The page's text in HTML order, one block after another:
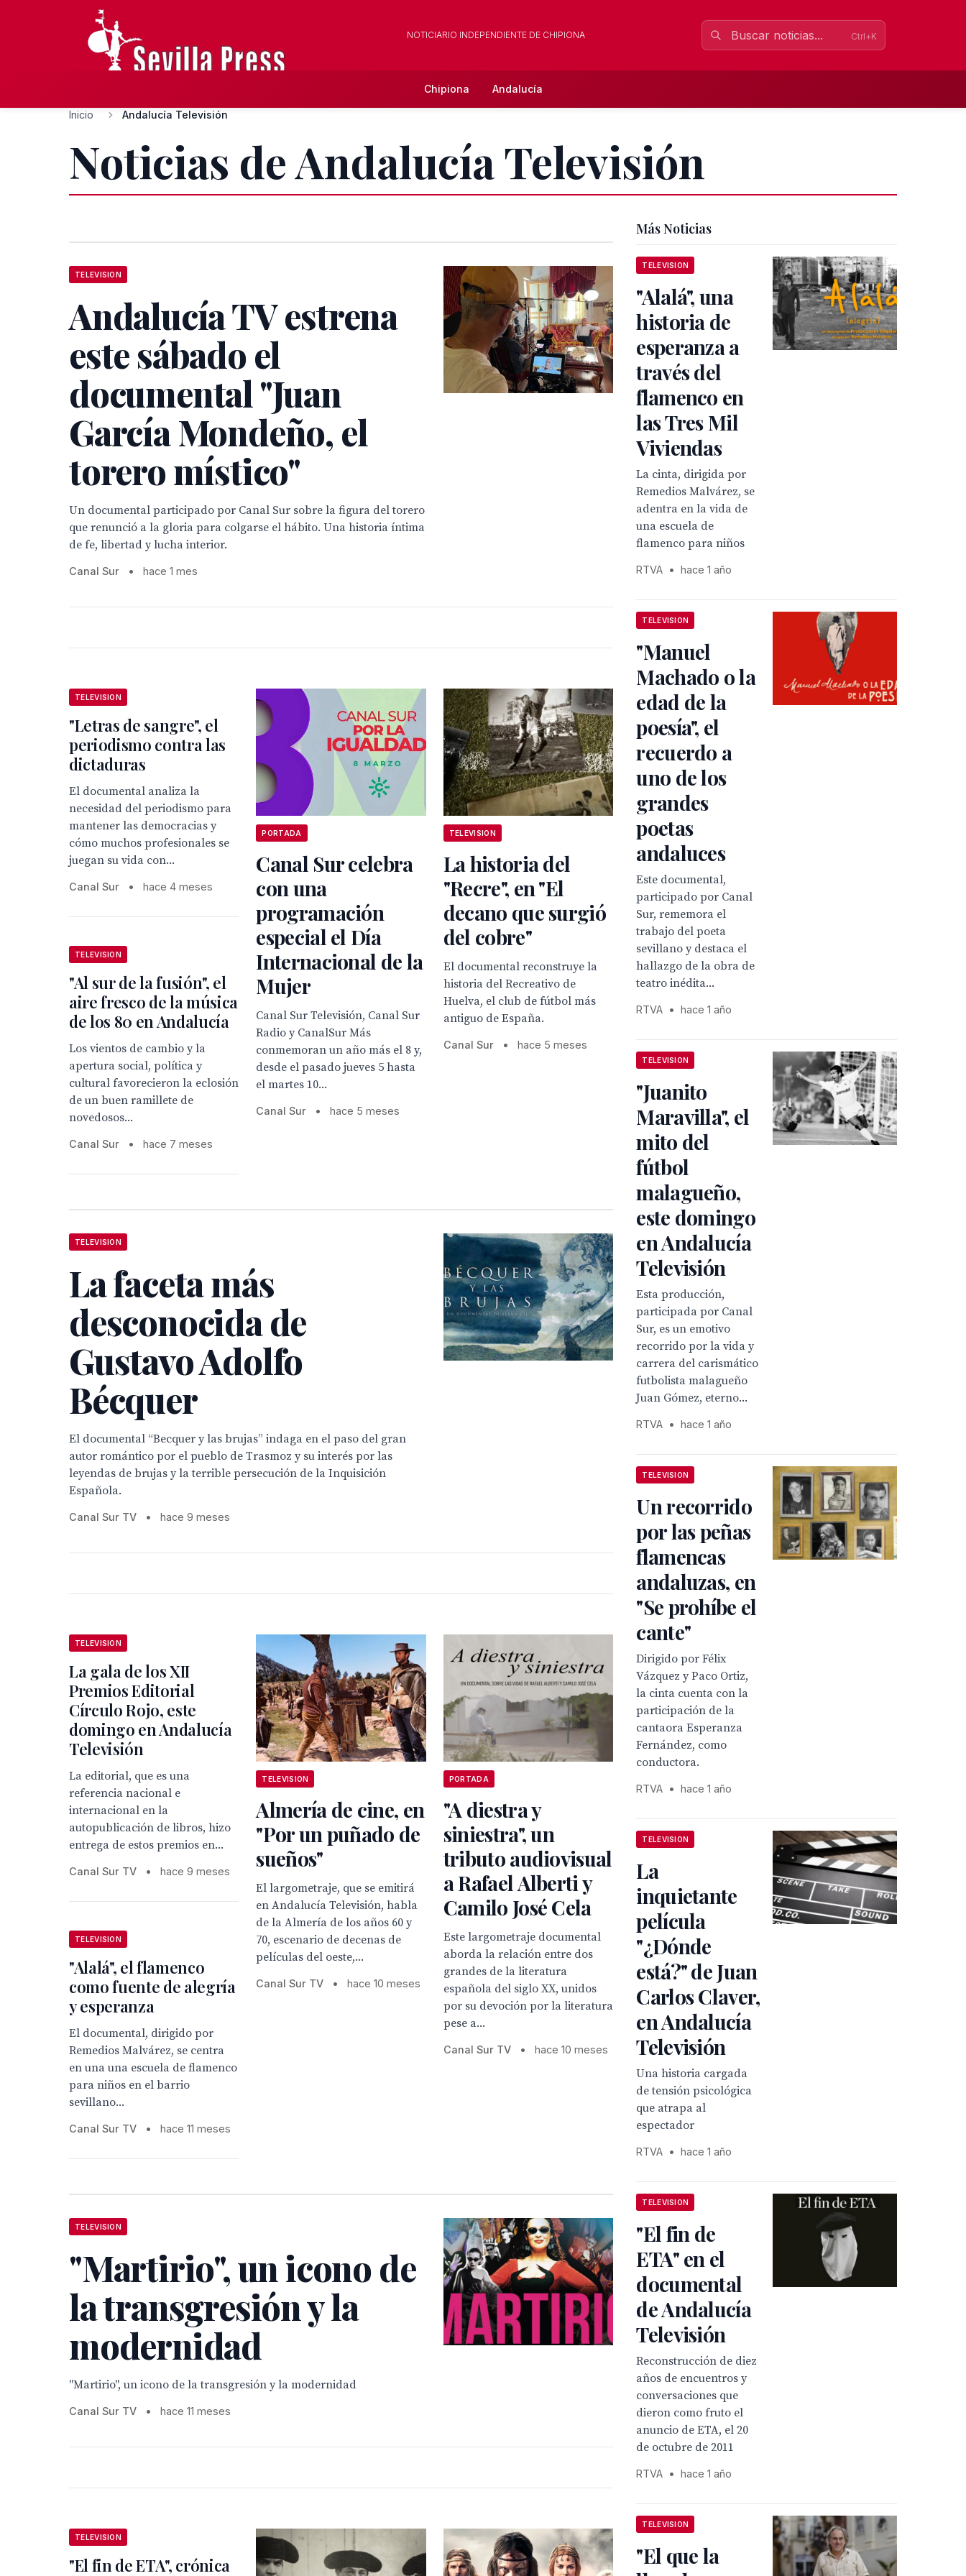
NOTICIARIO INDEPENDIENTE DE CHIPIONA Ctrl+K
Chipiona Andalucía
Inicio Andalucía Televisión
Noticias de Andalucía Televisión
TELEVISION
Andalucía TV estrena
este sábado el
documental "Juan
García Mondeño, el
torero místico"
Un documental participado por Canal Sur sobre la figura del torero
que renunció a la gloria para colgarse el hábito. Una historia íntima
de fe, libertad y lucha interior.
Canal Sur • hace 1 mes
TELEVISION
"Letras de sangre", el
periodismo contra las
dictaduras
El documental analiza la
necesidad del periodismo para
mantener las democracias y
cómo muchos profesionales se
juegan su vida con...
Canal Sur • hace 4 meses
PORTADA
Canal Sur celebra
con una
programación
especial el Día
Internacional de la
Mujer
Canal Sur Televisión, Canal Sur
Radio y CanalSur Más
conmemoran un año más el 8 y,
desde el pasado jueves 5 hasta
el martes 10...
Canal Sur • hace 5 meses
TELEVISION
La historia del
"Recre", en "El
decano que surgió
del cobre"
El documental reconstruye la
historia del Recreativo de
Huelva, el club de fútbol más
antiguo de España.
Canal Sur • hace 5 meses
TELEVISION
"Al sur de la fusión", el
aire fresco de la música
de los 80 en Andalucía
Los vientos de cambio y la
apertura social, política y
cultural favorecieron la eclosión
de un buen ramillete de
novedosos...
Canal Sur • hace 7 meses
TELEVISION
La faceta más
desconocida de
Gustavo Adolfo
Bécquer
El documental “Becquer y las brujas” indaga en el paso del gran
autor romántico por el pueblo de Trasmoz y su interés por las
leyendas de brujas y la terrible persecución de la Inquisición
Española.
Canal Sur TV • hace 9 meses
TELEVISION
La gala de los XII
Premios Editorial
Círculo Rojo, este
domingo en Andalucía
Televisión
La editorial, que es una
referencia nacional e
internacional en la
autopublicación de libros, hizo
entrega de estos premios en...
Canal Sur TV • hace 9 meses
TELEVISION
Almería de cine, en
"Por un puñado de
sueños"
El largometraje, que se emitirá
en Andalucía Televisión, habla
de la Almería de los años 60 y
70, escenario de decenas de
películas del oeste,...
Canal Sur TV • hace 10 meses
PORTADA
"A diestra y
siniestra", un
tributo audiovisual
a Rafael Alberti y
Camilo José Cela
Este largometraje documental
aborda la relación entre dos
grandes de la literatura
española del siglo XX, unidos
por su devoción por la literatura
pese a...
Canal Sur TV • hace 10 meses
TELEVISION
"Alalá", el flamenco
como fuente de alegría
y esperanza
El documental, dirigido por
Remedios Malvárez, se centra
en una una escuela de flamenco
para niños en el barrio
sevillano...
Canal Sur TV • hace 11 meses
TELEVISION
"Martirio", un icono de
la transgresión y la
modernidad
"Martirio", un icono de la transgresión y la modernidad
Canal Sur TV • hace 11 meses
TELEVISION
"El fin de ETA", crónica
Más Noticias
TELEVISION
"Alalá", una
historia de
esperanza a
través del
flamenco en
las Tres Mil
Viviendas
La cinta, dirigida por
Remedios Malvárez, se
adentra en la vida de
una escuela de
flamenco para niños
RTVA • hace 1 año
TELEVISION
"Manuel
Machado o la
edad de la
poesía", el
recuerdo a
uno de los
grandes
poetas
andaluces
Este documental,
participado por Canal
Sur, rememora el
trabajo del poeta
sevillano y destaca el
hallazgo de la obra de
teatro inédita...
RTVA • hace 1 año
TELEVISION
"Juanito
Maravilla", el
mito del
fútbol
malagueño,
este domingo
en Andalucía
Televisión
Esta producción,
participada por Canal
Sur, es un emotivo
recorrido por la vida y
carrera del carismático
futbolista malagueño
Juan Gómez, eterno...
RTVA • hace 1 año
TELEVISION
Un recorrido
por las peñas
flamencas
andaluzas, en
"Se prohíbe el
cante"
Dirigido por Félix
Vázquez y Paco Ortiz,
la cinta cuenta con la
participación de la
cantaora Esperanza
Fernández, como
conductora.
RTVA • hace 1 año
TELEVISION
La
inquietante
película
"¿Dónde
está?" de Juan
Carlos Claver,
en Andalucía
Televisión
Una historia cargada
de tensión psicológica
que atrapa al
espectador
RTVA • hace 1 año
TELEVISION
"El fin de
ETA" en el
documental
de Andalucía
Televisión
Reconstrucción de diez
años de encuentros y
conversaciones que
dieron como fruto el
anuncio de ETA, el 20
de octubre de 2011
RTVA • hace 1 año
TELEVISION
"El que la